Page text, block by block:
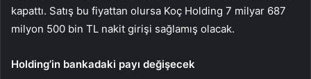
kapattı. Satış bu fiyattan olursa Koç Holding 7 milyar 687
milyon 500 bin TL nakit girişi sağlamış olacak.
Holding’in bankadaki payı değişecek